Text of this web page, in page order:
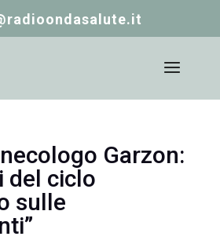
Garzon:
del ciclo
sulle